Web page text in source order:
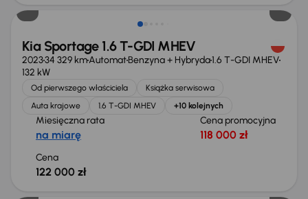
Kia Sportage 1.6 T-GDI MHEV
202334 329 kmAutomatBenzyna + Hybryda1.6 T-GDI MHEV
132 kW
Od pierwszego właściciela
Książka serwisowa
Auta krajowe
1.6 T-GDI MHEV +10 kolejnych
Miesięczna rata
na miarę
Cena promocyjna
118 000 zł
Cena
122 000 zł